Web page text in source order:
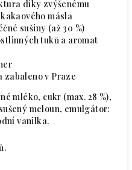
díky zvýšenému
másla
sušiny (až 30 %)
tuků a aromat
zabaleno v Praze
mléko, cukr (max. 28 %),
meloun, emulgátor:
vanilka.